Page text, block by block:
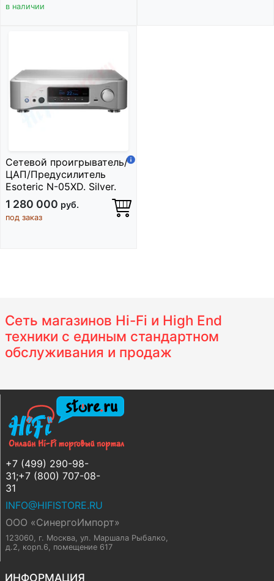
в наличии
Сетевой проигрыватель/
ЦАП/Предусилитель
Esoteric N-05XD. Silver.
1 280 000 руб.
под заказ
Сеть магазинов Hi-Fi и High End
техники с единым стандартном
обслуживания и продаж
+7 (499) 290-98-
31;+7 (800) 707-08-
31
INFO@HIFISTORE.RU
ООО «СинергоИмпорт»
123060, г. Москва, ул. Маршала Рыбалко,
д.2, корп.6, помещение 617
ИНФОРМАЦИЯ